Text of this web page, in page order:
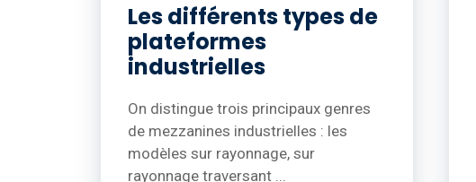
Les différents types de
plateformes
industrielles
On distingue trois principaux genres
de mezzanines industrielles : les
modèles sur rayonnage, sur
rayonnage traversant ...